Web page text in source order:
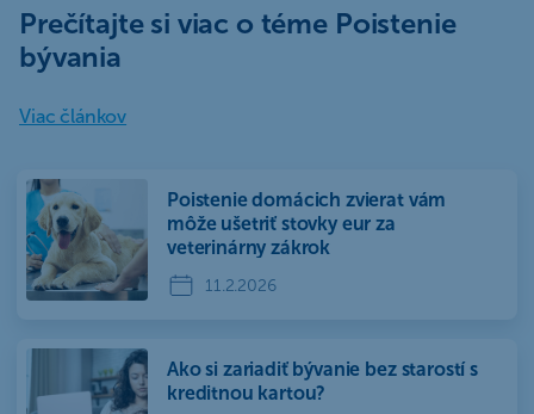
Prečítajte si viac o téme Poistenie
bývania
Viac článkov
Poistenie domácich zvierat vám
môže ušetriť stovky eur za
veterinárny zákrok
11.2.2026
Ako si zariadiť bývanie bez starostí s
kreditnou kartou?